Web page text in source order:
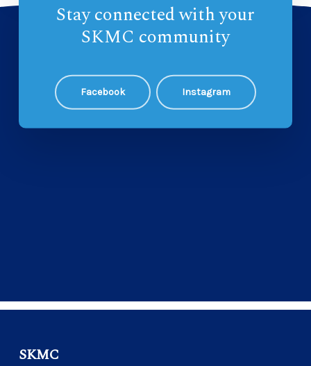
Stay connected with your
SKMC community
Facebook Instagram
SKMC